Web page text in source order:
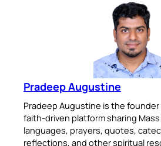
Pradeep Augustine
Pradeep Augustine is the founder
faith-driven platform sharing
languages, prayers, quotes,
reflections, and other spiritual